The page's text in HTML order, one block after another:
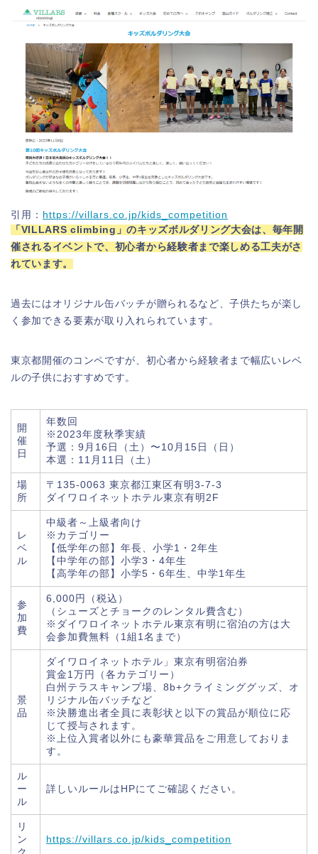
引用： https://villars.co.jp/kids_competition
「VILLARS climbing」のキッズボルダリング大会は、毎年開
催されるイベントで、初心者から経験者まで楽しめる工夫がさ
れています。
過去にはオリジナル缶バッチが贈られるなど、子供たちが楽し
く参加できる要素が取り入れられています。
東京都開催のコンペですが、初心者から経験者まで幅広いレベ
ルの子供におすすめです。
開
催
日
年数回
※2023年度秋季実績
予選：9月16日（土）〜10月15日（日）
本選：11月11日（土）
場
所
〒135-0063 東京都江東区有明3-7-3
ダイワロイネットホテル東京有明2F
レ
ベ
ル
中級者～上級者向け
※カテゴリー
【低学年の部】年長、小学1・2年生
【中学年の部】小学3・4年生
【高学年の部】小学5・6年生、中学1年生
参
加
費
6,000円（税込）
（シューズとチョークのレンタル費含む）
※ダイワロイネットホテル東京有明に宿泊の方は大
会参加費無料（1組1名まで）
景
品
ダイワロイネットホテル」東京有明宿泊券
賞金1万円（各カテゴリー）
白州テラスキャンプ場、8b+クライミンググッズ、オ
リジナル缶バッチなど
※決勝進出者全員に表彰状と以下の賞品が順位に応
じて授与されます。
※上位入賞者以外にも豪華賞品をご用意しておりま
す。
ル
ー
ル
詳しいルールはHPにてご確認ください。
リ
ン
https://villars.co.jp/kids_competition